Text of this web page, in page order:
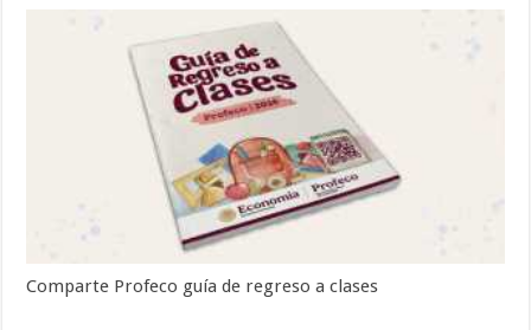
Comparte Profeco guía de regreso a clases